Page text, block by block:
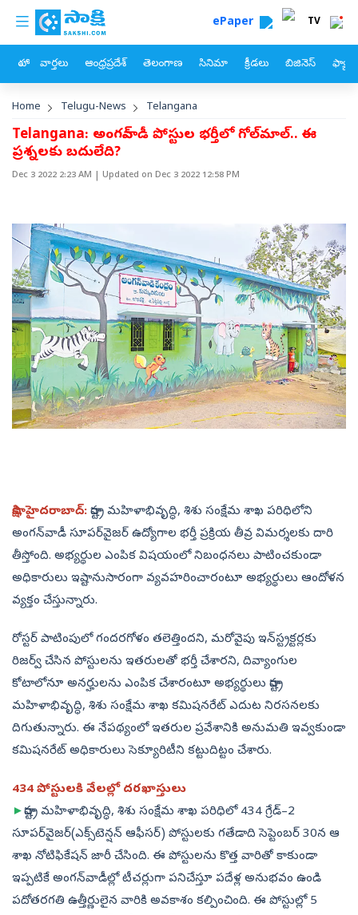
Skip to main content
custom menu ePaper TV
హోం వార్తలు ఆంధ్రప్రదేశ్ తెలంగాణ సినిమా క్రీడలు బిజినెస్
Breadcrumb
Home Telugu-News Telangana
Telangana: అంగన్‌వాడీ పోస్టుల భర్తీలో గోల్‌మాల్‌.. ఈ
ప్రశ్నలకు బదులేది?
Dec 3 2022 2:23 AM | Updated on Dec 3 2022 12:58 PM
సాక్షి, హైదరాబాద్‌: రాష్ట్ర మహిళాభివృద్ధి, శిశు సంక్షేమ శాఖ పరిధిలోని
అంగన్‌వాడీ సూపర్‌వైజర్‌ ఉద్యోగాల భర్తీ ప్రక్రియ తీవ్ర విమర్శలకు దారి
తీస్తోంది. అభ్యర్థుల ఎంపిక విషయంలో నిబంధనలు పాటించకుండా
అధికారులు ఇష్టానుసారంగా వ్యవహరించారంటూ అభ్యర్థులు ఆందోళన
వ్యక్తం చేస్తున్నారు.
రోస్టర్‌ పాటింపులో గందరగోళం తలెత్తిందని, మరోవైపు ఇన్‌స్ట్రక్టర్లకు
రిజర్వ్‌ చేసిన పోస్టులను ఇతరులతో భర్తీ చేశారని, దివ్యాంగుల
కోటాలోనూ అనర్హులను ఎంపిక చేశారంటూ అభ్యర్థులు రాష్ట్ర
మహిళాభివృద్ధి, శిశు సంక్షేమ శాఖ కమిషనరేట్‌ ఎదుట నిరసనలకు
దిగుతున్నారు. ఈ నేపథ్యంలో ఇతరుల ప్రవేశానికి అనుమతి ఇవ్వకుండా
కమిషనరేట్‌ అధికారులు సెక్యూరిటీని కట్టుదిట్టం చేశారు.
434 పోస్టులకి వేలల్లో దరఖాస్తులు
►రాష్ట్ర మహిళాభివృద్ధి, శిశు సంక్షేమ శాఖ పరిధిలో 434 గ్రేడ్‌–2
సూపర్‌వైజర్‌(ఎక్స్‌టెన్షన్‌ ఆఫీసర్‌) పోస్టులకు గతేడాది సెప్టెంబర్‌ 30న ఆ
శాఖ నోటిఫికేషన్‌ జారీ చేసింది. ఈ పోస్టులను కొత్త వారితో కాకుండా
ఇప్పటికే అంగన్‌వాడీల్లో టీచర్లుగా పనిచేస్తూ పదేళ్ల అనుభవం ఉండి
పదోతరగతి ఉత్తీర్ణులైన వారికి అవకాశం కల్పించింది. ఈ పోస్టుల్లో 5